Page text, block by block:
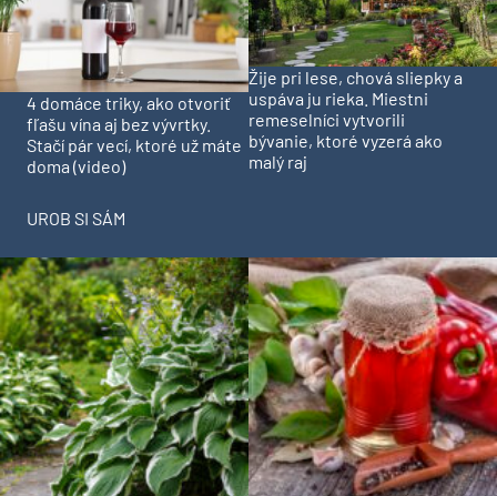
4 domáce triky, ako otvoriť
fľašu vína aj bez vývrtky.
Stačí pár vecí, ktoré už máte
doma (video)
Žije pri lese, chová sliepky a
uspáva ju rieka. Miestni
remeselníci vytvorili
bývanie, ktoré vyzerá ako
malý raj
UROB SI SÁM